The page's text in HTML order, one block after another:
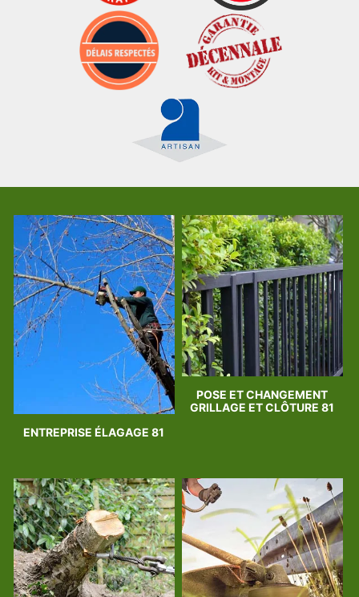
ENTREPRISE ÉLAGAGE 81
POSE ET CHANGEMENT
GRILLAGE ET CLÔTURE 81